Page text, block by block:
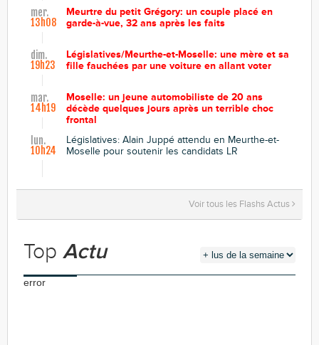
mer.
13h08
Meurtre du petit Grégory: un couple placé en
garde-à-vue, 32 ans après les faits
dim.
19h23
Législatives/Meurthe-et-Moselle: une mère et sa
fille fauchées par une voiture en allant voter
mar.
14h19
Moselle: un jeune automobiliste de 20 ans
décède quelques jours après un terrible choc
frontal
lun.
10h24
Législatives: Alain Juppé attendu en Meurthe-et-
Moselle pour soutenir les candidats LR
Voir tous les Flashs Actus
Top Actu
error